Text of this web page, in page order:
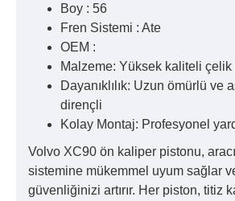
Boy : 56
Fren Sistemi : Ate
OEM :
Malzeme: Yüksek kaliteli çelik
Dayanıklılık: Uzun ömürlü ve
dirençli
Kolay Montaj: Profesyonel
Volvo XC90 ön kaliper pistonu,
sistemine mükemmel uyum sağlar
güvenliğinizi artırır. Her piston, titiz